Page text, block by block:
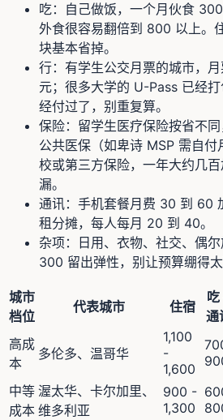
吃：自己做饭，一个月伙食
外食很容易翻倍到 800 以上。
块基本省掉。
行：有学生公交月票的城市，
元；很多大学的 U-Pass 已经
经付过了，别重复算。
保险：留学生医疗保险按省不
公共医保（如卑诗 MSP 需自
校或第三方保险，一年大约几
漏。
通讯：手机套餐月费 30 到 60
租分摊，每人每月 20 到 40。
杂项：日用、衣物、社交、偶
300 留出弹性，别让预算绷得太
城市
档位
代表城市 住宿
通
高成
本
多伦多、温哥华
1,100
-
1,600
中等
成本
渥太华、卡尔加里、
维多利亚
900 -
1,300